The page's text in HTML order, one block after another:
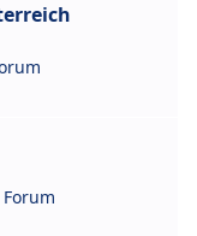
Forum